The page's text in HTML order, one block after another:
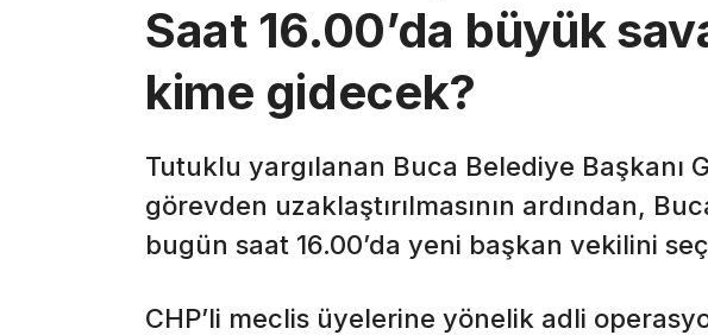
Saat 16.00’da büyük
kime gidecek?
Tutuklu yargılanan Buca Belediye Başkanı
görevden uzaklaştırılmasının ardından,
bugün saat 16.00’da yeni başkan vekilini
CHP’li meclis üyelerine yönelik adli